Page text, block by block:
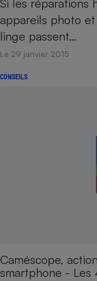
Si les réparations
appareils photo
linge passent…
Le 29 janvier 2015
CONSEILS
Caméscope,
smartphone - Les